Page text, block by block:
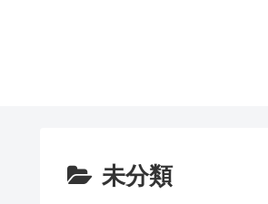
未分類